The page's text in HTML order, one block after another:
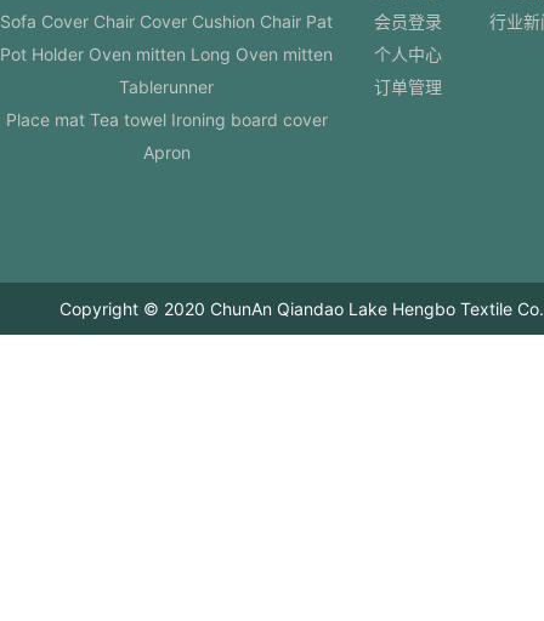
Sofa Cover Chair Cover Cushion Chair Pat
Pot Holder Oven mitten Long Oven mitten
Tablerunner
Place mat Tea towel Ironing board cover
Apron
会员登录
个人中心
订单管理
行业新
Copyright © 2020 ChunAn Qiandao Lake Hengbo Textile